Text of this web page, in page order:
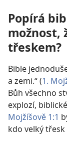
Popírá
možnost,
třeskem?
Bible
a zemi.“ (1.
Bůh všechno
explozí,
Mojžíšově 1:1
kdo velký